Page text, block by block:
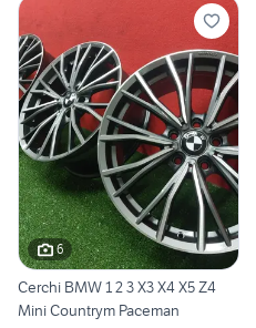
6
Cerchi BMW 1 2 3 X3 X4 X5 Z4
Mini Countrym Paceman